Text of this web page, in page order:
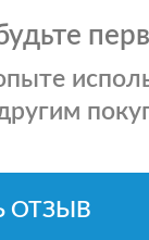
ОТЗЫВ